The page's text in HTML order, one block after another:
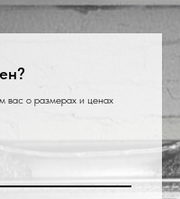
вас о размерах и ценах